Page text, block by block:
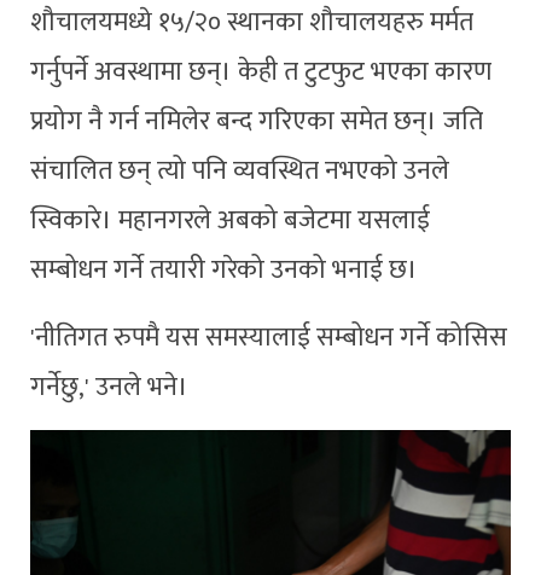
शौचालयमध्ये १५/२० स्थानका शौचालयहरु मर्मत
गर्नुपर्ने अवस्थामा छन्। केही त टुटफुट भएका कारण
प्रयोग नै गर्न नमिलेर बन्द गरिएका समेत छन्। जति
संचालित छन् त्यो पनि व्यवस्थित नभएको उनले
स्विकारे। महानगरले अबको बजेटमा यसलाई
सम्बोधन गर्ने तयारी गरेको उनको भनाई छ।
'नीतिगत रुपमै यस समस्यालाई सम्बोधन गर्ने कोसिस
गर्नेछु,' उनले भने।